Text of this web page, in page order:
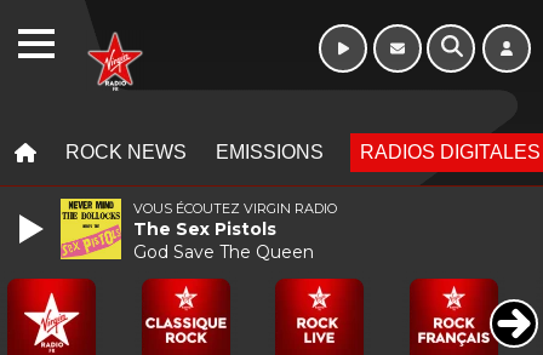
ROCK NEWS EMISSIONS RADIOS DIGITALES
VOUS ÉCOUTEZ VIRGIN RADIO
The Sex Pistols
God Save The Queen
WEBRADIO Morning - 6h à 10h